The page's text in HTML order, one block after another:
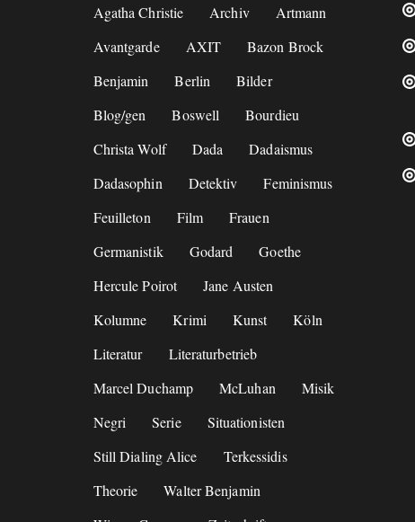
Agatha Christie Archiv
Artmann
Avantgarde
AXIT
Bazon Brock
Benjamin
Berlin
Bilder
Blog/gen
Boswell
Bourdieu
Christa Wolf
Dada
Dadaismus
Dadasophin
Detektiv
Feminismus
Feuilleton
Film
Frauen
Germanistik
Godard
Goethe
Hercule Poirot
Jane Austen
Kolumne
Krimi Kunst
Köln
Literatur
Literaturbetrieb
Marcel Duchamp
McLuhan
Misik
Negri
Serie
Situationisten
Still Dialing Alice
Terkessidis
Theorie
Walter Benjamin